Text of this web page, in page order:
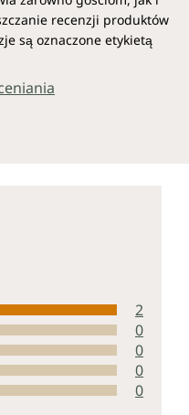
recenzji produktów
są oznaczone etykietą
2
0
0
0
0